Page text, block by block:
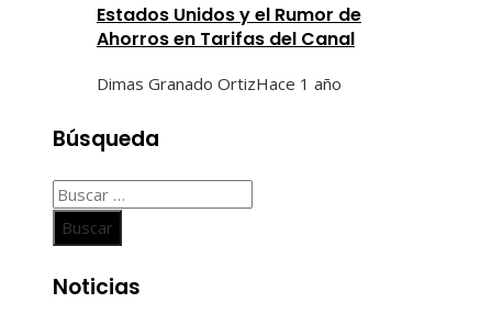
Estados Unidos y el Rumor de
Ahorros en Tarifas del Canal
Dimas Granado OrtizHace 1 año
Búsqueda
Buscar:
Noticias